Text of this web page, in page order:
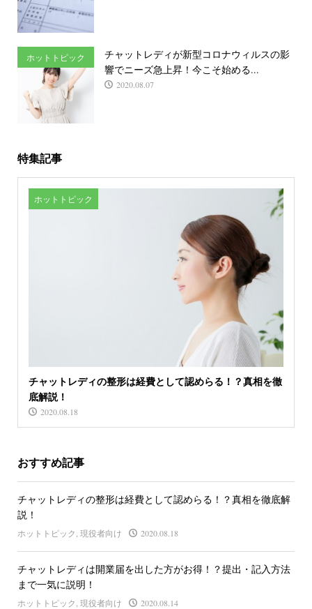
ホットトピック
チャットレディが新型コロナウィルスの影
響でニーズ急上昇！今こそ始める...
2020.08.07
特集記事
ホットトピック
チャットレディの整形は経費として認めらる！？真相を徹
底解説！
2020.08.18
おすすめ記事
チャットレディの整形は経費として認めらる！？真相を徹底解
説！
ホットトピック 現役者向け 2020.08.18
チャットレディは開業届を出した方がお得！？提出・記入方法
まで一気に説明！
ホットトピック 現役者向け 2020.08.14